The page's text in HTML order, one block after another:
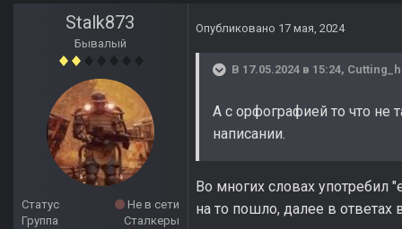
Stalk873
Бывалый
Статус
Не в сети
Группа
Сталкеры
Опубликовано 17 мая, 2024
В 17.05.2024 в 15:24,
А с орфографией то что
написании.
Во многих словах употребил
на то пошло, далее в ответах